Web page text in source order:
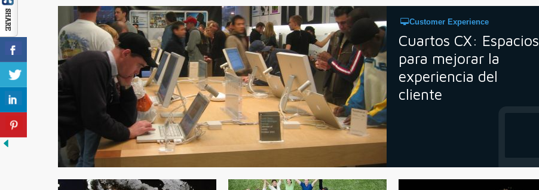
Customer Experience
Cuartos CX: Espacios
para mejorar la
experiencia del
cliente